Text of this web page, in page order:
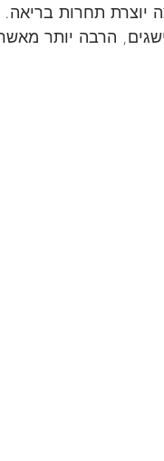
יוצרת תחרות
הרבה יותר